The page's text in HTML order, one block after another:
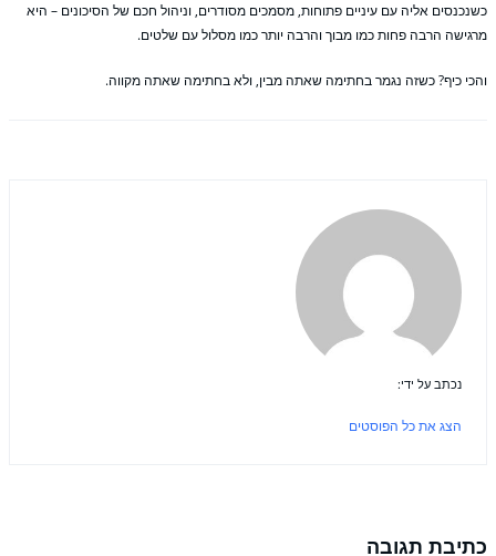
אליה עם עיניים פתוחות, מסמכים מסודרים, וניהול חכם של הסיכונים – היא
הרבה פחות כמו מבוך והרבה יותר כמו מסלול עם שלטים.
כיף? כשזה נגמר בחתימה שאתה מבין, ולא בחתימה שאתה מקווה.
נכתב על ידי:
הצג את כל הפוסטים
תגובה